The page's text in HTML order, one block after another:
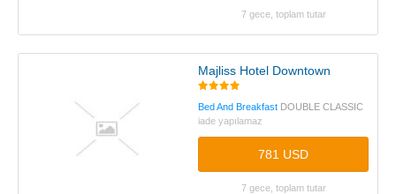
7 gece, toplam tutar
Majliss Hotel Downtown
Bed And Breakfast DOUBLE CLASSIC
iade yapılamaz
781 USD
7 gece, toplam tutar